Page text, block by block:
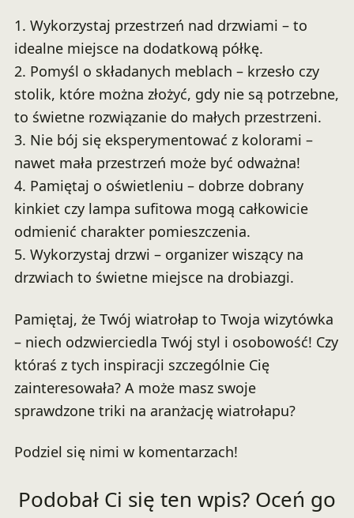
1. Wykorzystaj przestrzeń nad drzwiami – to
idealne miejsce na dodatkową półkę.
2. Pomyśl o składanych meblach – krzesło czy
stolik, które można złożyć, gdy nie są potrzebne,
to świetne rozwiązanie do małych przestrzeni.
3. Nie bój się eksperymentować z kolorami –
nawet mała przestrzeń może być odważna!
4. Pamiętaj o oświetleniu – dobrze dobrany
kinkiet czy lampa sufitowa mogą całkowicie
odmienić charakter pomieszczenia.
5. Wykorzystaj drzwi – organizer wiszący na
drzwiach to świetne miejsce na drobiazgi.
Pamiętaj, że Twój wiatrołap to Twoja wizytówka
– niech odzwierciedla Twój styl i osobowość! Czy
któraś z tych inspiracji szczególnie Cię
zainteresowała? A może masz swoje
sprawdzone triki na aranżację wiatrołapu?
Podziel się nimi w komentarzach!
Podobał Ci się ten wpis? Oceń go